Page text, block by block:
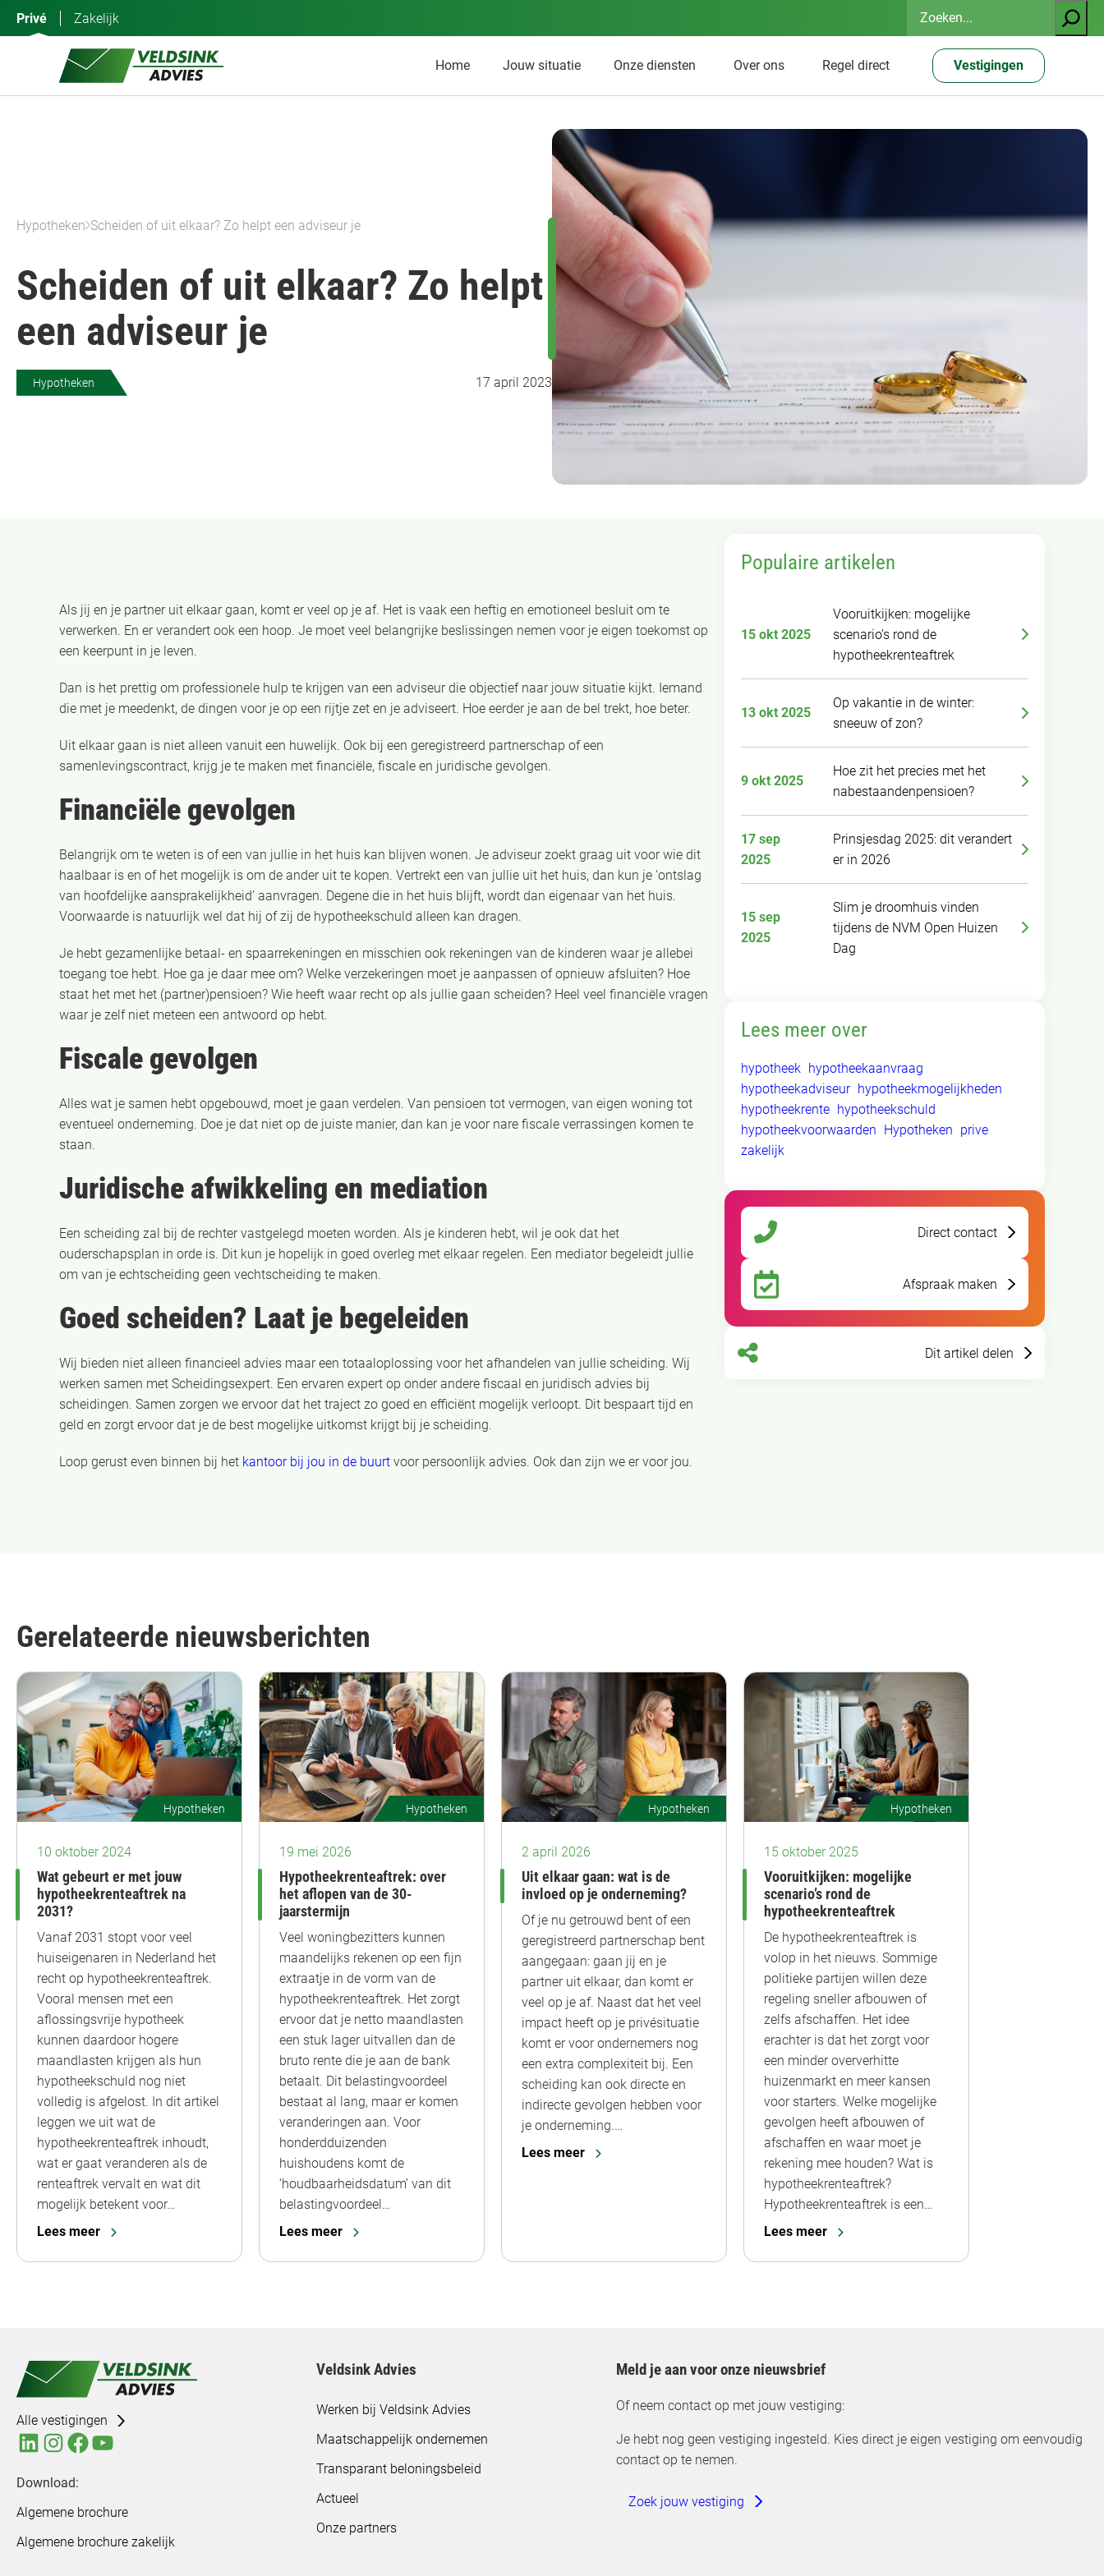
Privé Zakelijk
Zoeken
Home Jouw situatie Onze diensten Over ons Regel direct Vestigingen
Hypotheken Scheiden of uit elkaar? Zo helpt een adviseur je
Scheiden of uit elkaar? Zo helpt
een adviseur je
Hypotheken 17 april 2023
Als jij en je partner uit elkaar gaan, komt er veel op je af. Het is vaak een heftig en emotioneel besluit om te
verwerken. En er verandert ook een hoop. Je moet veel belangrijke beslissingen nemen voor je eigen toekomst op
een keerpunt in je leven.
Dan is het prettig om professionele hulp te krijgen van een adviseur die objectief naar jouw situatie kijkt. Iemand
die met je meedenkt, de dingen voor je op een rijtje zet en je adviseert. Hoe eerder je aan de bel trekt, hoe beter.
Uit elkaar gaan is niet alleen vanuit een huwelijk. Ook bij een geregistreerd partnerschap of een
samenlevingscontract, krijg je te maken met financiële, fiscale en juridische gevolgen.
Financiële gevolgen
Belangrijk om te weten is of een van jullie in het huis kan blijven wonen. Je adviseur zoekt graag uit voor wie dit
haalbaar is en of het mogelijk is om de ander uit te kopen. Vertrekt een van jullie uit het huis, dan kun je ‘ontslag
van hoofdelijke aansprakelijkheid’ aanvragen. Degene die in het huis blijft, wordt dan eigenaar van het huis.
Voorwaarde is natuurlijk wel dat hij of zij de hypotheekschuld alleen kan dragen.
Je hebt gezamenlijke betaal- en spaarrekeningen en misschien ook rekeningen van de kinderen waar je allebei
toegang toe hebt. Hoe ga je daar mee om? Welke verzekeringen moet je aanpassen of opnieuw afsluiten? Hoe
staat het met het (partner)pensioen? Wie heeft waar recht op als jullie gaan scheiden? Heel veel financiële vragen
waar je zelf niet meteen een antwoord op hebt.
Fiscale gevolgen
Alles wat je samen hebt opgebouwd, moet je gaan verdelen. Van pensioen tot vermogen, van eigen woning tot
eventueel onderneming. Doe je dat niet op de juiste manier, dan kan je voor nare fiscale verrassingen komen te
staan.
Juridische afwikkeling en mediation
Een scheiding zal bij de rechter vastgelegd moeten worden. Als je kinderen hebt, wil je ook dat het
ouderschapsplan in orde is. Dit kun je hopelijk in goed overleg met elkaar regelen. Een mediator begeleidt jullie
om van je echtscheiding geen vechtscheiding te maken.
Goed scheiden? Laat je begeleiden
Wij bieden niet alleen financieel advies maar een totaaloplossing voor het afhandelen van jullie scheiding. Wij
werken samen met Scheidingsexpert. Een ervaren expert op onder andere fiscaal en juridisch advies bij
scheidingen. Samen zorgen we ervoor dat het traject zo goed en efficiënt mogelijk verloopt. Dit bespaart tijd en
geld en zorgt ervoor dat je de best mogelijke uitkomst krijgt bij je scheiding.
Loop gerust even binnen bij het kantoor bij jou in de buurt voor persoonlijk advies. Ook dan zijn we er voor jou.
Populaire artikelen
15 okt 2025
Vooruitkijken: mogelijke
scenario’s rond de
hypotheekrenteaftrek
13 okt 2025
Op vakantie in de winter:
sneeuw of zon?
9 okt 2025
Hoe zit het precies met het
nabestaandenpensioen?
17 sep
2025
Prinsjesdag 2025: dit verandert
er in 2026
15 sep
2025
Slim je droomhuis vinden
tijdens de NVM Open Huizen
Dag
Lees meer over
hypotheek hypotheekaanvraag
hypotheekadviseur hypotheekmogelijkheden
hypotheekrente hypotheekschuld
hypotheekvoorwaarden Hypotheken prive
zakelijk
Direct contact
Afspraak maken
Dit artikel delen
Gerelateerde nieuwsberichten
Hypotheken
10 oktober 2024
Wat gebeurt er met jouw
hypotheekrenteaftrek na
2031?
Vanaf 2031 stopt voor veel
huiseigenaren in Nederland het
recht op hypotheekrenteaftrek.
Vooral mensen met een
aflossingsvrije hypotheek
kunnen daardoor hogere
maandlasten krijgen als hun
hypotheekschuld nog niet
volledig is afgelost. In dit artikel
leggen we uit wat de
hypotheekrenteaftrek inhoudt,
wat er gaat veranderen als de
renteaftrek vervalt en wat dit
mogelijk betekent voor…
Lees meer
Hypotheken
19 mei 2026
Hypotheekrenteaftrek: over
het aflopen van de 30-
jaarstermijn
Veel woningbezitters kunnen
maandelijks rekenen op een fijn
extraatje in de vorm van de
hypotheekrenteaftrek. Het zorgt
ervoor dat je netto maandlasten
een stuk lager uitvallen dan de
bruto rente die je aan de bank
betaalt. Dit belastingvoordeel
bestaat al lang, maar er komen
veranderingen aan. Voor
honderdduizenden
huishoudens komt de
‘houdbaarheidsdatum’ van dit
belastingvoordeel…
Lees meer
Hypotheken
2 april 2026
Uit elkaar gaan: wat is de
invloed op je onderneming?
Of je nu getrouwd bent of een
geregistreerd partnerschap bent
aangegaan: gaan jij en je
partner uit elkaar, dan komt er
veel op je af. Naast dat het veel
impact heeft op je privésituatie
komt er voor ondernemers nog
een extra complexiteit bij. Een
scheiding kan ook directe en
indirecte gevolgen hebben voor
je onderneming.…
Lees meer
Hypotheken
15 oktober 2025
Vooruitkijken: mogelijke
scenario’s rond de
hypotheekrenteaftrek
De hypotheekrenteaftrek is
volop in het nieuws. Sommige
politieke partijen willen deze
regeling sneller afbouwen of
zelfs afschaffen. Het idee
erachter is dat het zorgt voor
een minder oververhitte
huizenmarkt en meer kansen
voor starters. Welke mogelijke
gevolgen heeft afbouwen of
afschaffen en waar moet je
rekening mee houden? Wat is
hypotheekrenteaftrek?
Hypotheekrenteaftrek is een…
Lees meer
Alle vestigingen
Download:
Algemene brochure
Algemene brochure zakelijk
Veldsink Advies
Werken bij Veldsink Advies
Maatschappelijk ondernemen
Transparant beloningsbeleid
Actueel
Onze partners
Meld je aan voor onze nieuwsbrief
Of neem contact op met jouw vestiging:
Je hebt nog geen vestiging ingesteld. Kies direct je eigen vestiging om eenvoudig
contact op te nemen.
Zoek jouw vestiging